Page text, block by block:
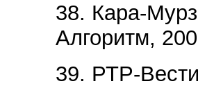
38. Кара-
Алгоритм,
39. РТР-